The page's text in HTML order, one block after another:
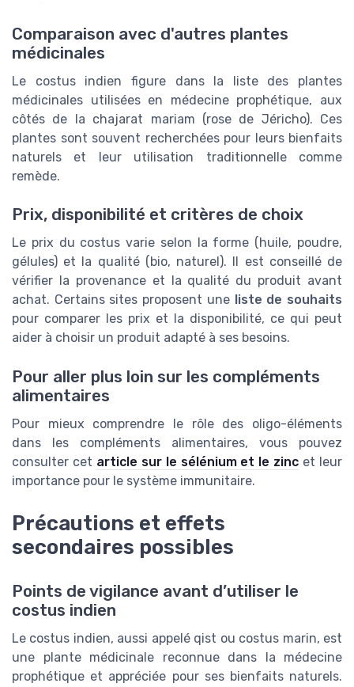
Comparaison avec d'autres plantes
médicinales
Le costus indien figure dans la liste des plantes
médicinales utilisées en médecine prophétique, aux
côtés de la chajarat mariam (rose de Jéricho). Ces
plantes sont souvent recherchées pour leurs bienfaits
naturels et leur utilisation traditionnelle comme
remède.
Prix, disponibilité et critères de choix
Le prix du costus varie selon la forme (huile, poudre,
gélules) et la qualité (bio, naturel). Il est conseillé de
vérifier la provenance et la qualité du produit avant
achat. Certains sites proposent une liste de souhaits
pour comparer les prix et la disponibilité, ce qui peut
aider à choisir un produit adapté à ses besoins.
Pour aller plus loin sur les compléments
alimentaires
Pour mieux comprendre le rôle des oligo-éléments
dans les compléments alimentaires, vous pouvez
consulter cet article sur le sélénium et le zinc et leur
importance pour le système immunitaire.
Précautions et effets
secondaires possibles
Points de vigilance avant d’utiliser le
costus indien
Le costus indien, aussi appelé qist ou costus marin, est
une plante médicinale reconnue dans la médecine
prophétique et appréciée pour ses bienfaits naturels.